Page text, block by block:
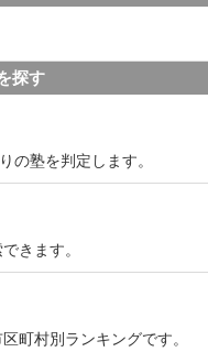
探す
の塾を判定します。
きます。
町村別ランキングです。